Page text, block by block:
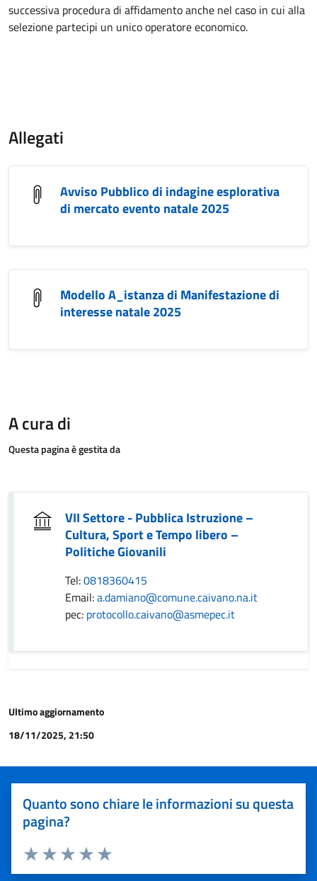
successiva procedura di affidamento anche nel caso in cui alla
selezione partecipi un unico operatore economico.
Allegati
Avviso Pubblico di indagine esplorativa
di mercato evento natale 2025
Modello A_istanza di Manifestazione di
interesse natale 2025
A cura di
Questa pagina è gestita da
VII Settore - Pubblica Istruzione –
Cultura, Sport e Tempo libero –
Politiche Giovanili
Tel:0818360415
Email:a.damiano@comune.caivano.na.it
pec: protocollo.caivano@asmepec.it
Ultimo aggiornamento
18/11/2025, 21:50
Quanto sono chiare le informazioni su questa
pagina?
Valuta 5 stelle su 5
Valuta 4 stelle su 5
Valuta 3 stelle su 5
Valuta 2 stelle su 5
Valuta 1 stelle su 5